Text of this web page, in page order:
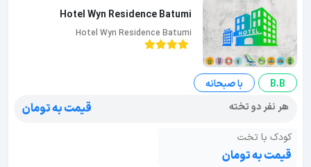
Hotel Wyn Residence Batumi
Hotel Wyn Residence Batumi
B.B
با صبحانه
هر نفر دو تخته
قیمت به تومان
کودک با تخت
قیمت به تومان